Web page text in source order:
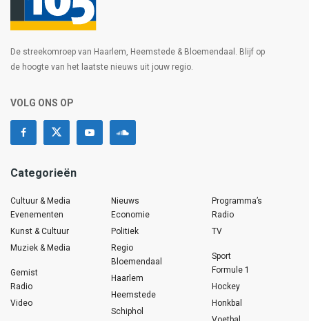
De streekomroep van Haarlem, Heemstede & Bloemendaal. Blijf op
de hoogte van het laatste nieuws uit jouw regio.
VOLG ONS OP
Categorieën
Cultuur & Media
Evenementen
Kunst & Cultuur
Muziek & Media
Gemist
Radio
Video
Nieuws
Economie
Politiek
Regio
Bloemendaal
Haarlem
Heemstede
Schiphol
Programma’s
Radio
TV
Sport
Formule 1
Hockey
Honkbal